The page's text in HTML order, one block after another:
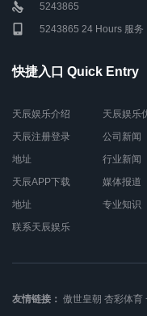
5243865
5243865 24 Hours 服务
快捷入口 Quick Entry
天辰娱乐介绍
天辰注册登录
地址
天辰APP下载
地址
联系天辰娱乐
天辰娱乐
公司新闻
行业新闻
媒体报道
专业知识
友情链接： 傲世皇朝 杏彩体育